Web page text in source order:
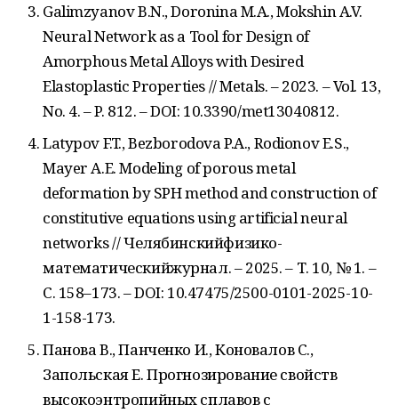
Galimzyanov B.N., Doronina M.A., Mokshin A.V.
Neural Network as a Tool for Design of
Amorphous Metal Alloys with Desired
Elastoplastic Properties // Metals. – 2023. – Vol. 13,
No. 4. – P. 812. – DOI: 10.3390/met13040812.
Latypov F.T., Bezborodova P.A., Rodionov E.S.,
Mayer A.E. Modeling of porous metal
deformation by SPH method and construction of
constitutive equations using artificial neural
networks // Челябинскийфизико-
математическийжурнал. – 2025. – Т. 10, № 1. –
С. 158–173. – DOI: 10.47475/2500-0101-2025-10-
1-158-173.
Панова В., Панченко И., Коновалов С.,
Запольская Е. Прогнозирование свойств
высокоэнтропийных сплавов с